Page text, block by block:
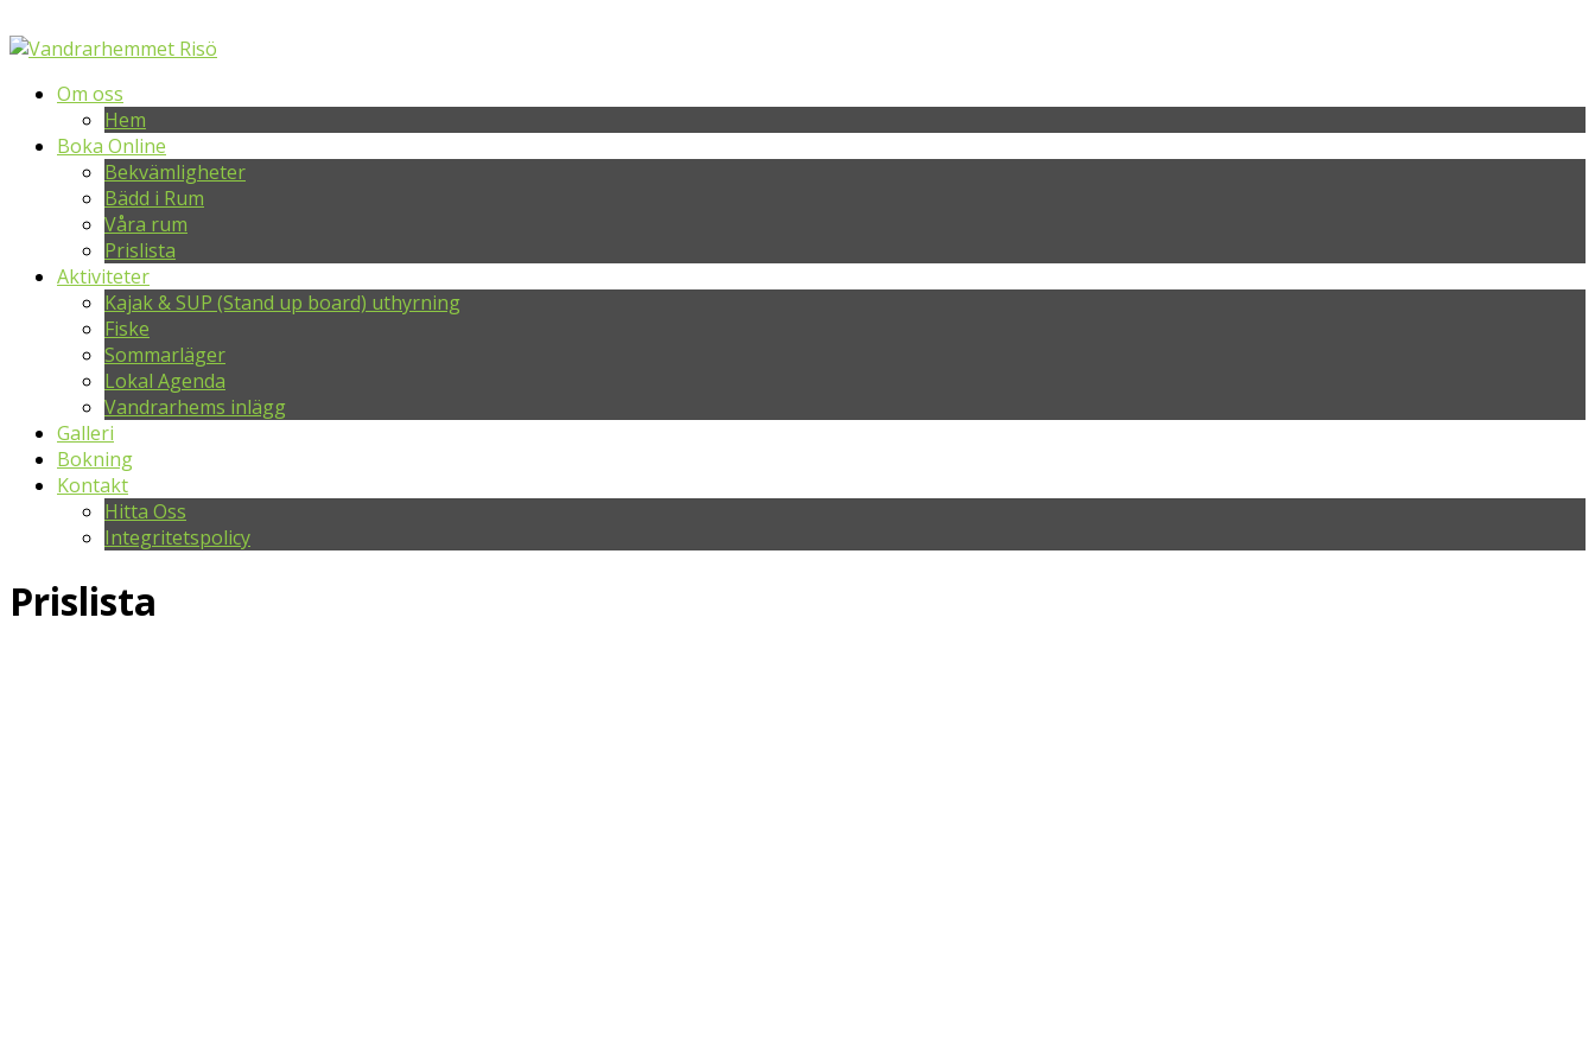
Om oss
Hem
Boka Online
Bekvämligheter
Bädd i Rum
Våra rum
Prislista
Aktiviteter
Kajak & SUP (Stand up board) uthyrning
Fiske
Sommarläger
Lokal Agenda
Vandrarhems inlägg
Galleri
Bokning
Kontakt
Hitta Oss
Integritetspolicy
Prislista